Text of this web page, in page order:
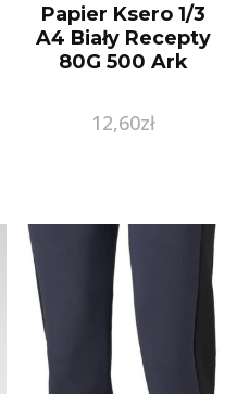
Papier Ksero 1/3
A4 Biały Recepty
80G 500 Ark
12,60zł